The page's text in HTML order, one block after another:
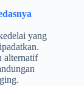
yang
alternatif